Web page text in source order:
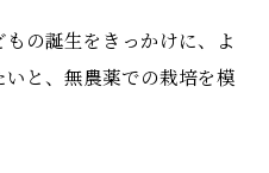
の誕生をきっかけに、よ
と、無農薬での栽培を模